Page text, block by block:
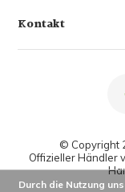
Kontakt
© Copyright
Offizieller Händler
Durch die Nutzung